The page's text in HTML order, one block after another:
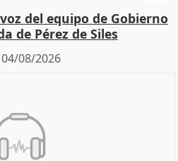
del equipo de Gobierno
de Pérez de Siles
04/08/2026